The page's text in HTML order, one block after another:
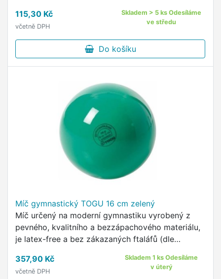
115,30 Kč
včetně DPH
Skladem > 5 ks Odesíláme
ve středu
Do košíku
Míč gymnastický TOGU 16 cm zelený
Míč určený na moderní gymnastiku vyrobený z
pevného, kvalitního a bezzápachového materiálu,
je latex-free a bez zákazaných ftaláfů (dle
357,90 Kč
včetně DPH
Skladem 1 ks Odesíláme
v úterý